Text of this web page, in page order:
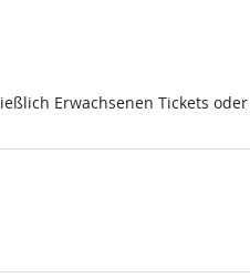
Erwachsenen Tickets